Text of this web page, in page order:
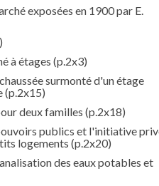
exposées en 1900 par E.
à étages (p.2x3)
surmonté d'un étage
(p.2x15)
deux familles (p.2x18)
publics et l'initiative
logements (p.2x20)
des eaux potables et